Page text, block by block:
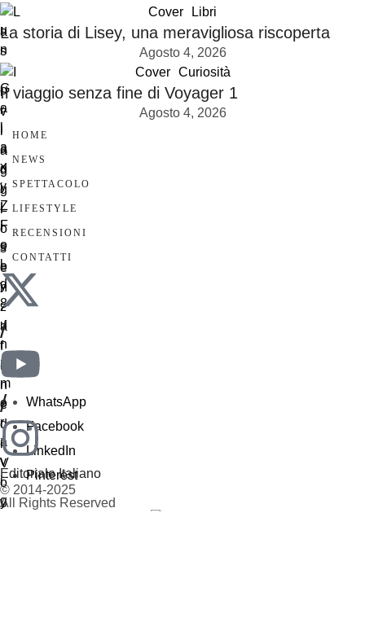
Cover
Libri
La storia di Lisey, una meravigliosa riscoperta
Agosto 4, 2026
Cover
Curiosità
Il viaggio senza fine di Voyager 1
Agosto 4, 2026
HOME
NEWS
SPETTACOLO
LIFESTYLE
RECENSIONI
CONTATTI
/
/
Editoriale Italiano
© 2014-2025
All Rights Reserved
WhatsApp
Facebook
LinkedIn
Pinterest